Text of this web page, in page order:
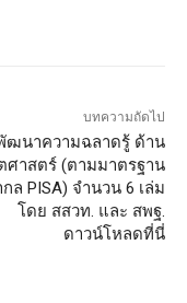
บทความถัดไป
ฒนาความฉลาดรู้ ด้าน
าสตร์ (ตามมาตรฐาน
กล PISA) จำนวน 6 เล่ม
โดย สสวท. และ สพฐ.
ดาวน์โหลดที่นี่